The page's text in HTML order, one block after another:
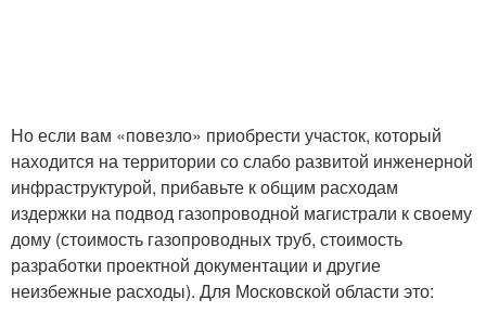
Но если вам «повезло» приобрести участок, который
находится на территории со слабо развитой инженерной
инфраструктурой, прибавьте к общим расходам
издержки на подвод газопроводной магистрали к своему
дому (стоимость газопроводных труб, стоимость
разработки проектной документации и другие
неизбежные расходы). Для Московской области это: